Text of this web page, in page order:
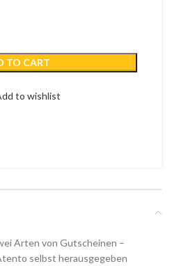
TO CART
to wishlist
Arten von Gutscheinen –
selbst herausgegeben